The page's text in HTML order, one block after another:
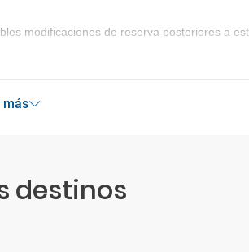
modificaciones de reserva posteriores a
más
destinos